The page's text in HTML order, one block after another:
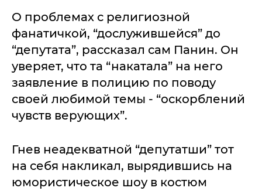
О проблемах с религиозной
фанатичкой, “дослужившейся” до
“депутата”, рассказал сам Панин. Он
уверяет, что та “накатала” на него
заявление в полицию по поводу
своей любимой темы - “оскорблений
чувств верующих”.
Гнев неадекватной “депутатши” тот
на себя накликал, вырядившись на
юмористическое шоу в костюм